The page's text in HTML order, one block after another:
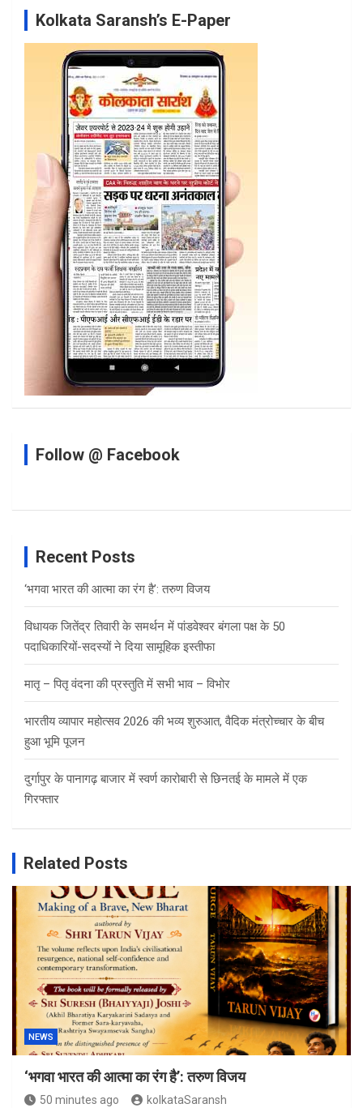
Kolkata Saransh’s E-Paper
Follow @ Facebook
Recent Posts
‘भगवा भारत की आत्मा का रंग है’: तरुण विजय
विधायक जितेंद्र तिवारी के समर्थन में पांडवेश्वर बंगला पक्ष के 50
पदाधिकारियों-सदस्यों ने दिया सामूहिक इस्तीफा
मातृ – पितृ वंदना की प्रस्तुति में सभी भाव – विभोर
भारतीय व्यापार महोत्सव 2026 की भव्य शुरुआत, वैदिक मंत्रोच्चार के बीच
हुआ भूमि पूजन
दुर्गापुर के पानागढ़ बाजार में स्वर्ण कारोबारी से छिनतई के मामले में एक
गिरफ्तार
Related Posts
NEWS
‘भगवा भारत की आत्मा का रंग है’: तरुण विजय
50 minutes ago kolkataSaransh